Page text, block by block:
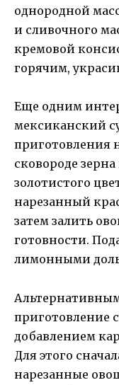
однородной
и сливочного
кремовой
горячим,
Еще одним
мексиканский
приготовления
сковороде
золотистого
нарезанный
затем залить
готовности.
лимонными
приготовление
добавлением
Для этого
нарезанные